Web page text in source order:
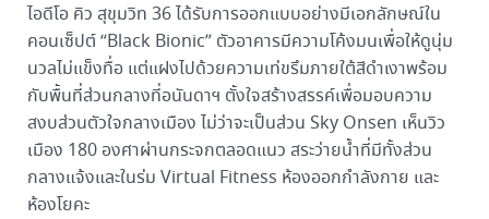
ไอดีโอ คิว สุขุมวิท 36 ได้รับการออกแบบอย่างมีเอกลักษณ์ใน
คอนเซ็ปต์ “Black Bionic” ตัวอาคารมีความโค้งมนเพื่อให้ดูนุ่ม
นวลไม่แข็งทื่อ แต่แฝงไปด้วยความเท่ขรึมภายใต้สีดำเงาพร้อม
กับพื้นที่ส่วนกลางที่อนันดาฯ ตั้งใจสร้างสรรค์เพื่อมอบความ
สงบส่วนตัวใจกลางเมือง ไม่ว่าจะเป็นส่วน Sky Onsen เห็นวิว
เมือง 180 องศาผ่านกระจกตลอดแนว สระว่ายน้ำที่มีทั้งส่วน
กลางแจ้งและในร่ม Virtual Fitness ห้องออกกำลังกาย และ
ห้องโยคะ